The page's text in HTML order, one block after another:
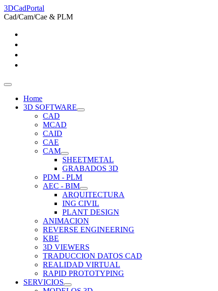
3DCadPortal
Cad/Cam/Cae & PLM
Home
3D SOFTWARE
CAD
MCAD
CAID
CAE
CAM
SHEETMETAL
GRABADOS 3D
PDM - PLM
AEC - BIM
ARQUITECTURA
ING CIVIL
PLANT DESIGN
ANIMACION
REVERSE ENGINEERING
KBE
3D VIEWERS
TRADUCCION DATOS CAD
REALIDAD VIRTUAL
RAPID PROTOTYPING
SERVICIOS